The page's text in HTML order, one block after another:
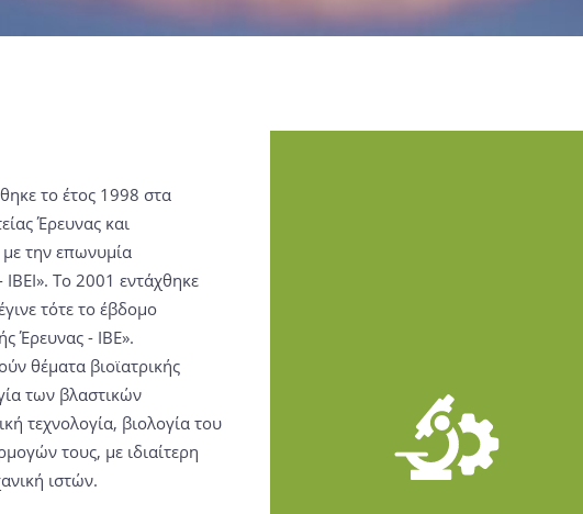
το έτος 1998 στα
Έρευνας και
με την επωνυμία
Το 2001 εντάχθηκε
τότε το έβδομο
Έρευνας - ΙΒΕ».
θέματα βιοϊατρικής
των βλαστικών
τεχνολογία, βιολογία του
τους, με ιδιαίτερη
ιστών.